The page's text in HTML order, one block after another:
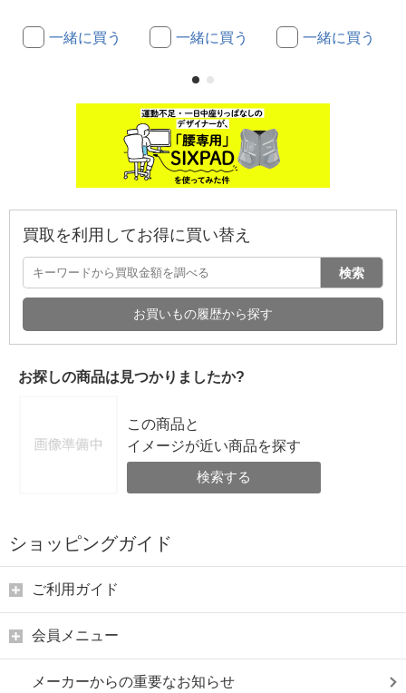
一緒に買う 一緒に買う 一緒に買う
買取を利用してお得に買い替え
検索
お買いもの履歴から探す
お探しの商品は見つかりましたか?
この商品と
イメージが近い商品を探す
検索する
ショッピングガイド
ご利用ガイド
会員メニュー
メーカーからの重要なお知らせ